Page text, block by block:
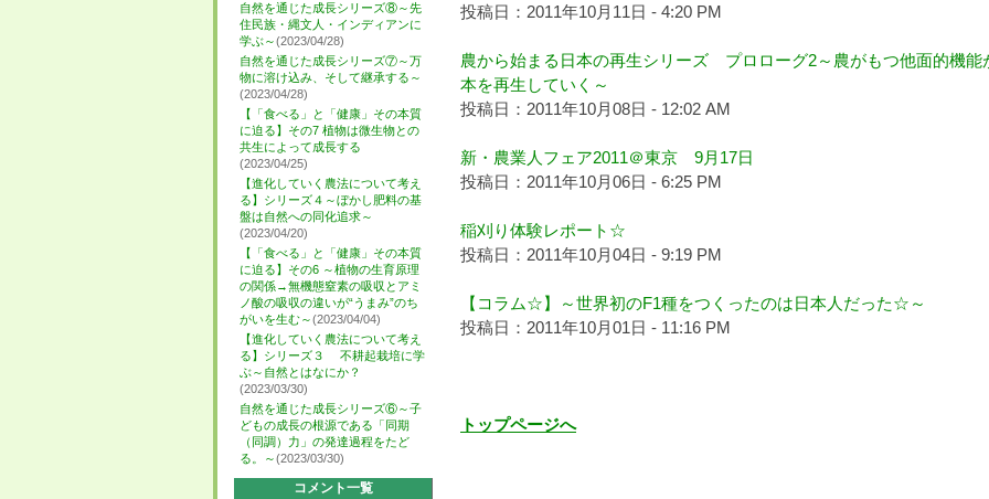
自然を通じた成長シリーズ⑧～先
住民族・縄文人・インディアンに
学ぶ～(2023/04/28)
自然を通じた成長シリーズ⑦～万
物に溶け込み、そして継承する～
(2023/04/28)
【「食べる」と「健康」その本質
に迫る】その7 植物は微生物との
共生によって成長する
(2023/04/25)
【進化していく農法について考え
る】シリーズ４～ぼかし肥料の基
盤は自然への同化追求～
(2023/04/20)
【「食べる」と「健康」その本質
に迫る】その6 ～植物の生育原理
の関係→無機態窒素の吸収とアミ
ノ酸の吸収の違いが“うまみ”のち
がいを生む～(2023/04/04)
【進化していく農法について考え
る】シリーズ３ 不耕起栽培に学
ぶ～自然とはなにか？
(2023/03/30)
自然を通じた成長シリーズ⑥～子
どもの成長の根源である「同期
（同調）力」の発達過程をたど
る。～(2023/03/30)
コメント一覧
投稿日：2011年10月11日 - 4:20 PM
農から始まる日本の再生シリーズ プロローグ2～農がもつ他面的機能
本を再生していく～
投稿日：2011年10月08日 - 12:02 AM
新・農業人フェア2011＠東京 9月17日
投稿日：2011年10月06日 - 6:25 PM
稲刈り体験レポート☆
投稿日：2011年10月04日 - 9:19 PM
【コラム☆】～世界初のF1種をつくったのは日本人だった☆～
投稿日：2011年10月01日 - 11:16 PM
トップページへ